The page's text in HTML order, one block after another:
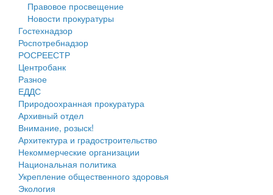
Проекты планировки территории
Собрание депутатов
Городское поселение
Сельские поселения
Правовое просвещение
Новости прокуратуры
Гостехнадзор
Роспотребнадзор
РОСРЕЕСТР
Центробанк
Разное
ЕДДС
Природоохранная прокуратура
Архивный отдел
Внимание, розыск!
Архитектура и градостроительство
Некоммерческие организации
Национальная политика
Укрепление общественного здоровья
Экология